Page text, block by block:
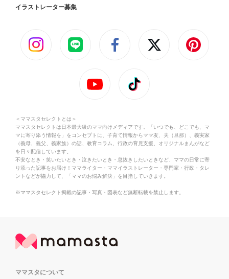
イラストレーター募集
＜ママスタセレクトとは＞
ママスタセレクトは日本最大級のママ向けメディアです。「いつでも、どこでも、マ
マに寄り添う情報を」をコンセプトに、子育て情報からママ友、夫（旦那）、義実家
（義母、義父、義家族）の話、教育コラム、行政の育児支援、オリジナルまんがなど
を日々配信しています。
不安なとき・笑いたいとき・泣きたいとき・息抜きしたいときなど、ママの日常に寄
り添った記事をお届け！ママライター・ママイラストレーター・専門家・行政・タレ
ントなどが協力して、「ママのお悩み解決」を目指していきます。
※ママスタセレクト掲載の記事・写真・図表など無断転載を禁止します。
ママスタについて